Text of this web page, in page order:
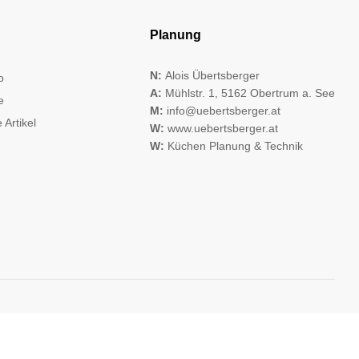
Artikel
Planung
N: Alois Übertsberger
A: Mühlstr. 1, 5162 Obertrum a. See
M: info@uebertsberger.at
W: www.uebertsberger.at
W: Küchen Planung & Technik